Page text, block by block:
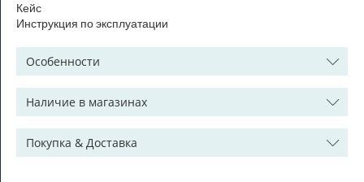
Кейс
Инструкция по эксплуатации
Особенности
Наличие в магазинах
Покупка & Доставка